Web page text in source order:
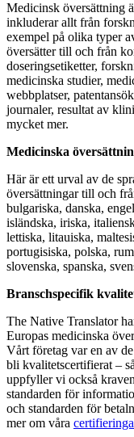
Medicinsk översättning
inkluderar allt från
exempel på olika typer
översätter till och från
doseringsetiketter,
medicinska studier,
webbplatser,
journaler, resultat av
mycket mer.
Medicinska
Här är ett urval av de
översättningar till och
bulgariska, danska,
isländska, iriska,
lettiska, litauiska,
portugisiska, polska,
slovenska, spanska,
Branschspecifik
The Native Translator
Europas medicinska
Vårt företag var en av
bli kvalitetscertifierat –
uppfyller vi också
standarden för
och standarden för
mer om våra